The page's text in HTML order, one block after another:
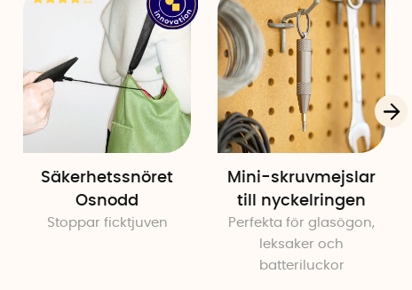
Säkerhetssnöret
Osnodd
Stoppar ficktjuven
Mini-skruvmejslar
till nyckelringen
Perfekta för glasögon,
leksaker och
batteriluckor